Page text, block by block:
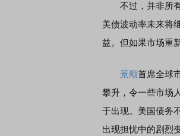
不过，并非所有
美债波动率未来将
益。但如果市场重
景顺首席全球
攀升，令一些市场
于出现。美国债务
出现担忧中的剧烈
连线｜东方财富证券陈果：A股再平衡的
债